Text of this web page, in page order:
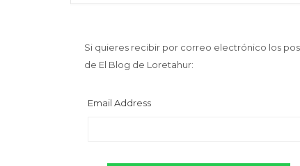
Si quieres recibir por correo electrónico los
de El Blog de Loretahur:
Email Address